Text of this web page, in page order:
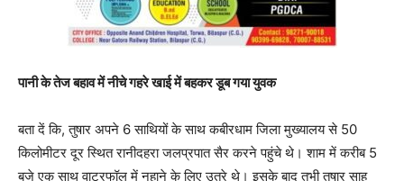
पानी के तेज बहाव में नीचे गहरे खाई में बहकर डूब गया युवक
बता दें कि, तुषार अपने 6 साथियों के साथ कबीरधाम जिला मुख्यालय से 50
किलोमीटर दूर स्थित रानीदहरा जलप्रपात सैर करने पहुंचे थे। शाम में करीब 5
बजे एक साथ वाटरफॉल में नहाने के लिए उतरे थे। इसके बाद तभी तुषार साहू